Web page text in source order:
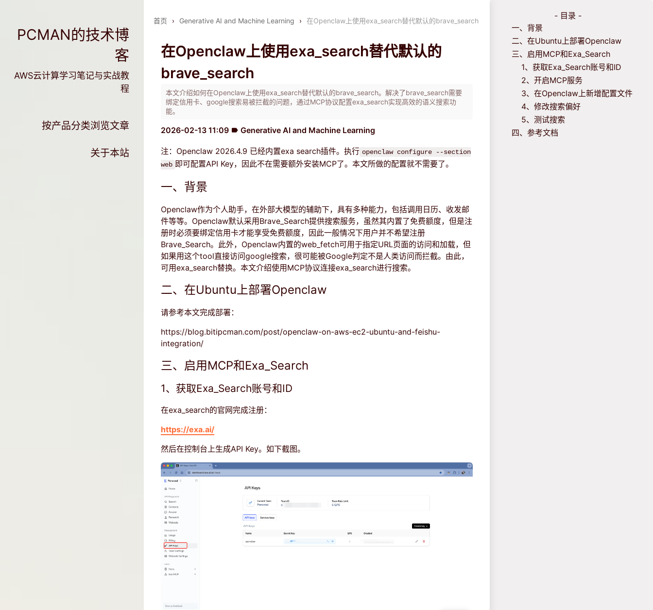
首页 › Generative AI and Machine Learning › 在Openclaw上使用exa_search替代默认的brave_search
在Openclaw上使用exa_search替代默认的
brave_search
本文介绍如何在Openclaw上使用exa_search替代默认的brave_search。解决了brave_search需要
绑定信用卡、google搜索易被拦截的问题，通过MCP协议配置exa_search实现高效的语义搜索功
能。
2026-02-13 11:09 label Generative AI and Machine Learning
注：Openclaw 2026.4.9 已经内置exa search插件。执行 openclaw configure --section
web 即可配置API Key，因此不在需要额外安装MCP了。本文所做的配置就不需要了。
一、背景
Openclaw作为个人助手，在外部大模型的辅助下，具有多种能力，包括调用日历、收发邮
件等等。Openclaw默认采用Brave_Search提供搜索服务，虽然其内置了免费额度，但是注
册时必须要绑定信用卡才能享受免费额度，因此一般情况下用户并不希望注册
Brave_Search。此外，Openclaw内置的web_fetch可用于指定URL页面的访问和加载，但
如果用这个tool直接访问google搜索，很可能被Google判定不是人类访问而拦截。由此，
可用exa_search替换。本文介绍使用MCP协议连接exa_search进行搜索。
二、在Ubuntu上部署Openclaw
请参考本文完成部署：
https://blog.bitipcman.com/post/openclaw-on-aws-ec2-ubuntu-and-feishu-
integration/
三、启用MCP和Exa_Search
1、获取Exa_Search账号和ID
在exa_search的官网完成注册：
https://exa.ai/
然后在控制台上生成API Key。如下截图。
PCMAN的技术博
客
AWS云计算学习笔记与实战教
程
按产品分类浏览文章
关于本站
- 目录 -
一、背景
二、在Ubuntu上部署Openclaw
三、启用MCP和Exa_Search
1、获取Exa_Search账号和ID
2、开启MCP服务
3、在Openclaw上新增配置文件
4、修改搜索偏好
5、测试搜索
四、参考文档